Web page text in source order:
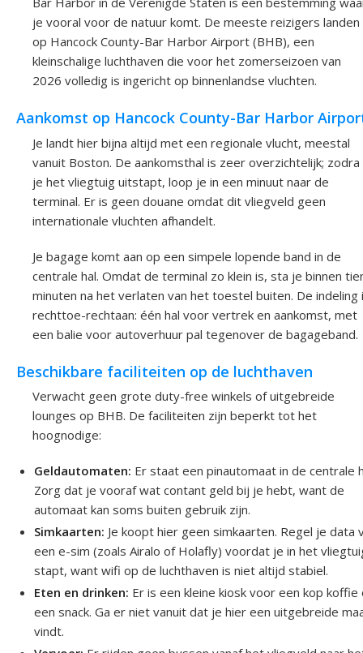
je vooral voor de natuur komt. De meeste reizigers landen
op Hancock County-Bar Harbor Airport (BHB), een
kleinschalige luchthaven die voor het zomerseizoen van
2026 volledig is ingericht op binnenlandse vluchten.
Aankomst op Hancock County-Bar Harbor
Je landt hier bijna altijd met een regionale vlucht, meestal
vanuit Boston. De aankomsthal is zeer overzichtelijk; zodra
je het vliegtuig uitstapt, loop je in een minuut naar de
terminal. Er is geen douane omdat dit vliegveld geen
internationale vluchten afhandelt.
Je bagage komt aan op een simpele lopende band in de
centrale hal. Omdat de terminal zo klein is, sta je binnen
minuten na het verlaten van het toestel buiten. De indeling
rechttoe-rechtaan: één hal voor vertrek en aankomst, met
een balie voor autoverhuur pal tegenover de bagageband.
Beschikbare faciliteiten op de luchthaven
Verwacht geen grote duty-free winkels of uitgebreide
lounges op BHB. De faciliteiten zijn beperkt tot het
hoognodige:
Geldautomaten: Er staat een pinautomaat in de centrale
Zorg dat je vooraf wat contant geld bij je hebt, want de
automaat kan soms buiten gebruik zijn.
Simkaarten: Je koopt hier geen simkaarten. Regel je data
een e-sim (zoals Airalo of Holafly) voordat je in het
stapt, want wifi op de luchthaven is niet altijd stabiel.
Eten en drinken: Er is een kleine kiosk voor een kop koffie
een snack. Ga er niet vanuit dat je hier een uitgebreide
vindt.